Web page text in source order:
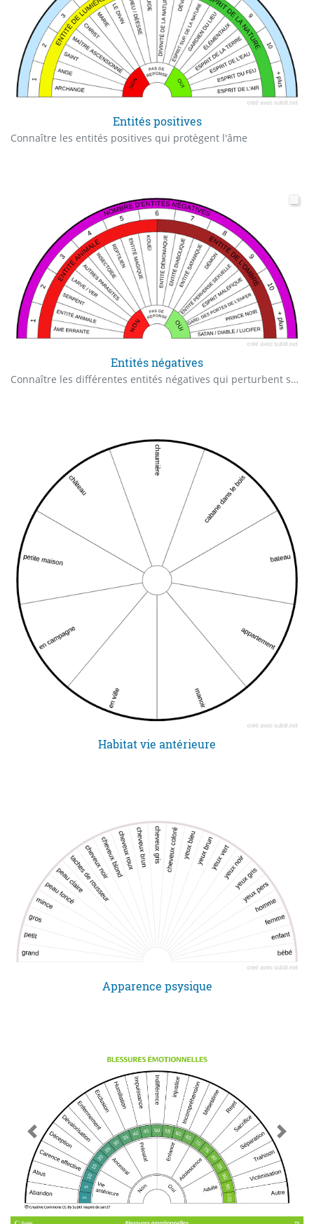
Entités positives
Connaître les entités positives qui protègent l'âme
Entités négatives
Connaître les différentes entités négatives qui perturbent son âme
Habitat vie antérieure
Apparence psysique